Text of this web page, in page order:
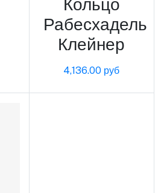
Рабесхадель
Клейнер
4,136.00 руб